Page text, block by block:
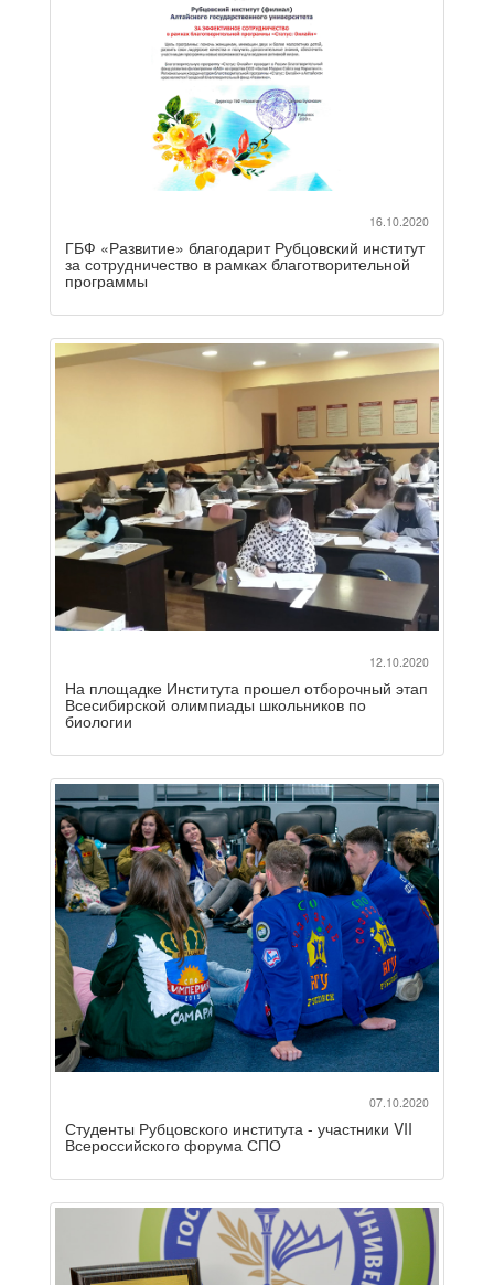
16.10.2020
ГБФ «Развитие» благодарит Рубцовский институт
за сотрудничество в рамках благотворительной
программы
12.10.2020
На площадке Института прошел отборочный этап
Всесибирской олимпиады школьников по
биологии
07.10.2020
Студенты Рубцовского института - участники VII
Всероссийского форума СПО